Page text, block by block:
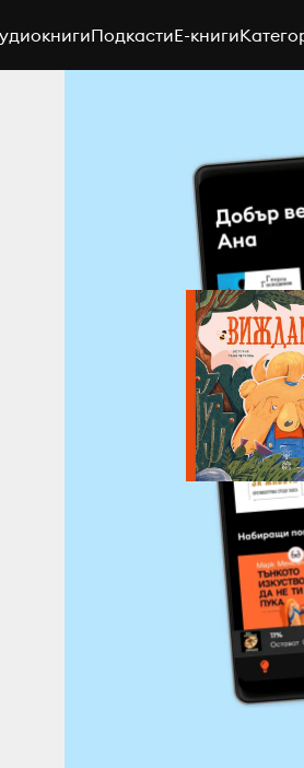
ПодкастиE-книги